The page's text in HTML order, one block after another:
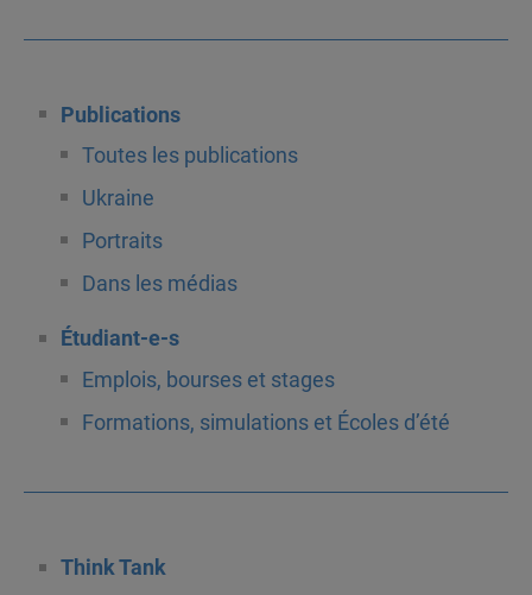
Publications
Toutes les publications
Ukraine
Portraits
Dans les médias
Étudiant-e-s
Emplois, bourses et stages
Formations, simulations et Écoles d’été
Think Tank